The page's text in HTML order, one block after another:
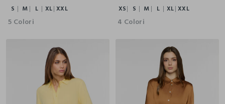
S M L XL XXL
5 Colori
XS S M L XL XXL
4 Colori